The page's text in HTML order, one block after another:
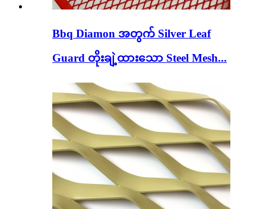
Bbq Diamon အတွက် Silver Leaf
Guard တိုးချဲ့ထားသော Steel Mesh...